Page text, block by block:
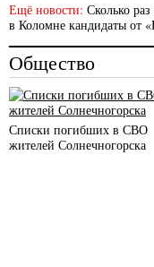
Ещё новости: Сколько
в Коломне кандидаты от
Общество
Списки погибших в СВО
жителей Солнечногорска